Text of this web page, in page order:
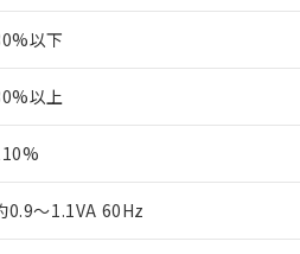
以下
以上
0.9～1.1VA 60Hz